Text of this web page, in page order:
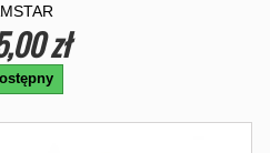
zł